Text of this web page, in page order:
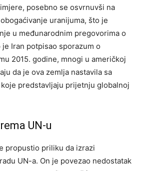
posebno se osvrnuvši na
uranijuma, što je
u međunarodnim pregovorima o
Iran potpisao sporazum o
2015. godine, mnogi u američkoj
da je ova zemlja nastavila sa
predstavljaju prijetnju globalnoj
UN-u
propustio priliku da izrazi
UN-a. On je povezao nedostatak